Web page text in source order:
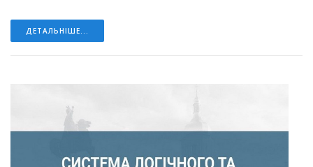
ДЕТАЛЬНІШЕ...